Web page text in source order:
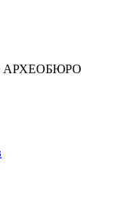
АРХЕОБЮРО